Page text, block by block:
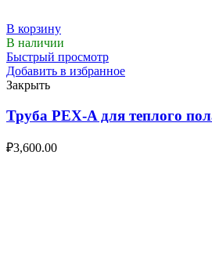
В корзину
В наличии
Быстрый просмотр
Добавить в избранное
Закрыть
Труба PEX-A для теплого
₽3,600.00